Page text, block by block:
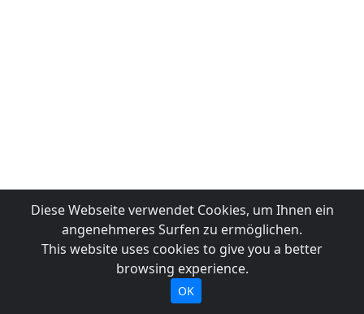
Diese Webseite verwendet Cookies, um Ihnen ein
angenehmeres Surfen zu ermöglichen.
This website uses cookies to give you a better
browsing experience.
OK